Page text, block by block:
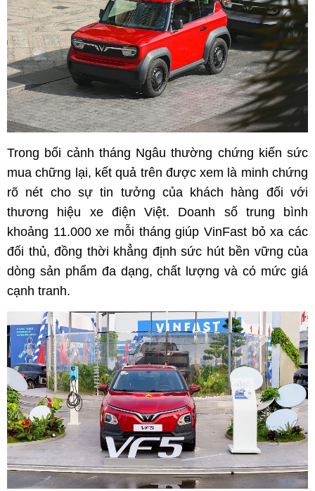
Trong bối cảnh tháng Ngâu thường chứng kiến sức
mua chững lại, kết quả trên được xem là minh chứng
rõ nét cho sự tin tưởng của khách hàng đối với
thương hiệu xe điện Việt. Doanh số trung bình
khoảng 11.000 xe mỗi tháng giúp VinFast bỏ xa các
đối thủ, đồng thời khẳng định sức hút bền vững của
dòng sản phẩm đa dạng, chất lượng và có mức giá
cạnh tranh.